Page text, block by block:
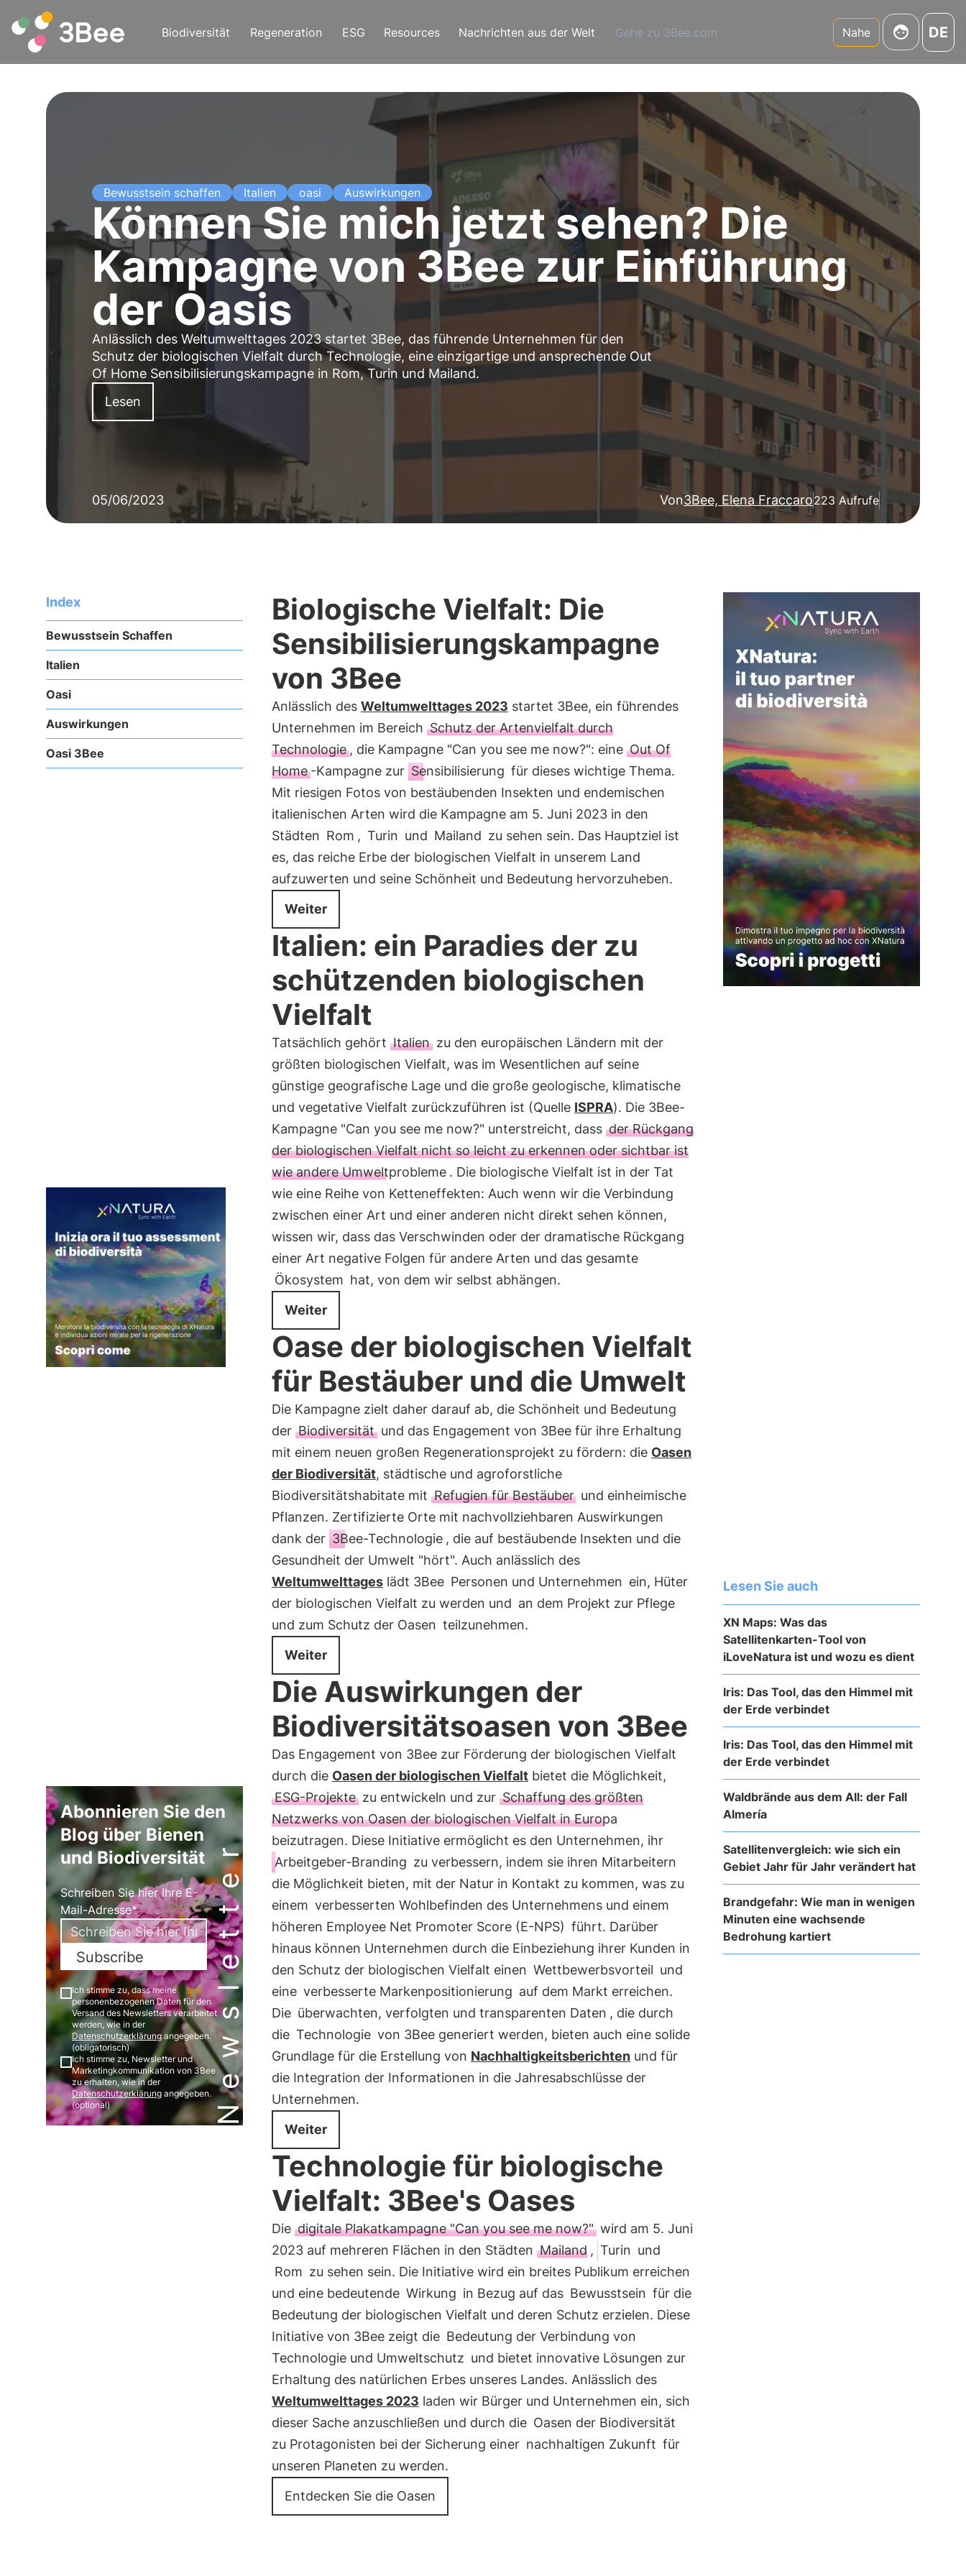
Biodiversität Regeneration ESG Resources Nachrichten aus der Welt Gehe zu 3Bee.com Nahe DE
Bewusstsein schaffen Italien oasi Auswirkungen
Können Sie mich jetzt sehen? Die
Kampagne von 3Bee zur Einführung
der Oasis
Anlässlich des Weltumwelttages 2023startet 3Bee, das führende Unternehmen für den
Schutz der biologischen Vielfalt durch Technologie, eine einzigartige und ansprechendeOut
Of Home Sensibilisierungskampagne in Rom, Turin und Mailand.
Lesen
05/06/2023 Von3Bee, Elena Fraccaro223 Aufrufe
Index
Bewusstsein Schaffen
Italien
Oasi
Auswirkungen
Oasi 3Bee
Newsletter
Abonnieren Sie den
Blog über Bienen
und Biodiversität
Schreiben Sie hier Ihre E-
Mail-Adresse*
Subscribe
Ich stimme zu, dass meine
personenbezogenen Daten für den
Versand des Newsletters verarbeitet
werden, wie in der
Datenschutzerklärungangegeben.
(obligatorisch)
Ich stimme zu, Newsletter und
Marketingkommunikation von 3Bee
zu erhalten, wie in der
Datenschutzerklärung angegeben.
(optional)
Biologische Vielfalt: Die
Sensibilisierungskampagne
von 3Bee
Anlässlich des Weltumwelttages 2023 startet 3Bee, ein führendes
Unternehmen im Bereich Schutz der Artenvielfalt durch
Technologie, die Kampagne "Can you see me now?": eine Out Of
Home-Kampagne zur Sensibilisierung für dieses wichtige Thema.
Mit riesigen Fotos von bestäubenden Insekten und endemischen
italienischen Arten wird die Kampagne am 5. Juni 2023 in den
Städten Rom , Turin und Mailand zu sehen sein. Das Hauptziel ist
es, das reiche Erbe der biologischen Vielfalt in unserem Land
aufzuwerten und seine Schönheit und Bedeutung hervorzuheben.
Weiter
Italien: ein Paradies der zu
schützenden biologischen
Vielfalt
Tatsächlich gehört Italienzu den europäischen Ländern mit der
größten biologischen Vielfalt, was im Wesentlichen auf seine
günstige geografische Lage und die große geologische, klimatische
und vegetative Vielfalt zurückzuführen ist (Quelle ISPRA). Die 3Bee-
Kampagne "Can you see me now?" unterstreicht, dass der Rückgang
der biologischen Vielfalt nicht so leicht zu erkennen oder sichtbar ist
wie andere Umweltprobleme . Die biologische Vielfalt ist in der Tat
wie eine Reihe von Ketteneffekten: Auch wenn wir die Verbindung
zwischen einer Art und einer anderen nicht direkt sehen können,
wissen wir, dass das Verschwinden oder der dramatische Rückgang
einer Art negative Folgen für andere Arten und das gesamte
Ökosystem hat, von dem wir selbst abhängen.
Weiter
Oase der biologischen Vielfalt
für Bestäuber und die Umwelt
Die Kampagne zielt daher darauf ab, die Schönheit und Bedeutung
der Biodiversitätund das Engagement von 3Bee für ihre Erhaltung
mit einem neuen großen Regenerationsprojekt zu fördern: die Oasen
der Biodiversität, städtische und agroforstliche
Biodiversitätshabitate mit Refugien für Bestäuber und einheimische
Pflanzen. Zertifizierte Orte mit nachvollziehbaren Auswirkungen
dank der 3Bee-Technologie , die auf bestäubende Insekten und die
Gesundheit der Umwelt "hört". Auch anlässlich des
Weltumwelttageslädt 3Bee Personen und Unternehmen ein, Hüter
der biologischen Vielfalt zu werden und an dem Projekt zur Pflege
und zum Schutz der Oasen teilzunehmen.
Weiter
Die Auswirkungen der
Biodiversitätsoasen von 3Bee
Das Engagement von 3Bee zur Förderung der biologischen Vielfalt
durch die Oasen der biologischen Vielfaltbietet die Möglichkeit,
ESG-Projektezu entwickeln und zur Schaffung des größten
Netzwerks von Oasen der biologischen Vielfalt in Europa
beizutragen. Diese Initiative ermöglicht es den Unternehmen, ihr
Arbeitgeber-Branding zu verbessern, indem sie ihren Mitarbeitern
die Möglichkeit bieten, mit der Natur in Kontakt zu kommen, was zu
einem verbesserten Wohlbefinden des Unternehmens und einem
höheren Employee Net Promoter Score (E-NPS) führt. Darüber
hinaus können Unternehmen durch die Einbeziehung ihrer Kunden in
den Schutz der biologischen Vielfalt einen Wettbewerbsvorteil und
eine verbesserte Markenpositionierung auf dem Markt erreichen.
Die überwachten, verfolgten und transparenten Daten , die durch
die Technologie von 3Bee generiert werden, bieten auch eine solide
Grundlage für die Erstellung von Nachhaltigkeitsberichtenund für
die Integration der Informationen in die Jahresabschlüsse der
Unternehmen.
Weiter
Technologie für biologische
Vielfalt: 3Bee's Oases
Die digitale Plakatkampagne "Can you see me now?"wird am 5. Juni
2023 auf mehreren Flächen in den Städten Mailand , Turin und
Rom zu sehen sein. Die Initiative wird ein breites Publikum erreichen
und eine bedeutende Wirkung in Bezug auf das Bewusstsein für die
Bedeutung der biologischen Vielfalt und deren Schutz erzielen. Diese
Initiative von 3Bee zeigt die Bedeutung der Verbindung von
Technologie und Umweltschutz und bietet innovative Lösungen zur
Erhaltung des natürlichen Erbes unseres Landes. Anlässlich des
Weltumwelttages 2023 laden wir Bürger und Unternehmen ein, sich
dieser Sache anzuschließen und durch die Oasen der Biodiversität
zu Protagonisten bei der Sicherung einer nachhaltigen Zukunft für
unseren Planeten zu werden.
Entdecken Sie die Oasen
Lesen Sie auch
XN Maps: Was das
Satellitenkarten-Tool von
iLoveNatura ist und wozu es dient
Iris: Das Tool, das den Himmel mit
der Erde verbindet
Iris: Das Tool, das den Himmel mit
der Erde verbindet
Waldbrände aus dem All: der Fall
Almería
Satellitenvergleich: wie sich ein
Gebiet Jahr für Jahr verändert hat
Brandgefahr: Wie man in wenigen
Minuten eine wachsende
Bedrohung kartiert